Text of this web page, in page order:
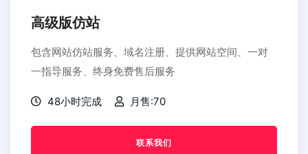
高级版仿站
包含网站仿站服务、域名注册、提供网站空间、一对
一指导服务、终身免费售后服务
48小时完成 月售:70
联系我们